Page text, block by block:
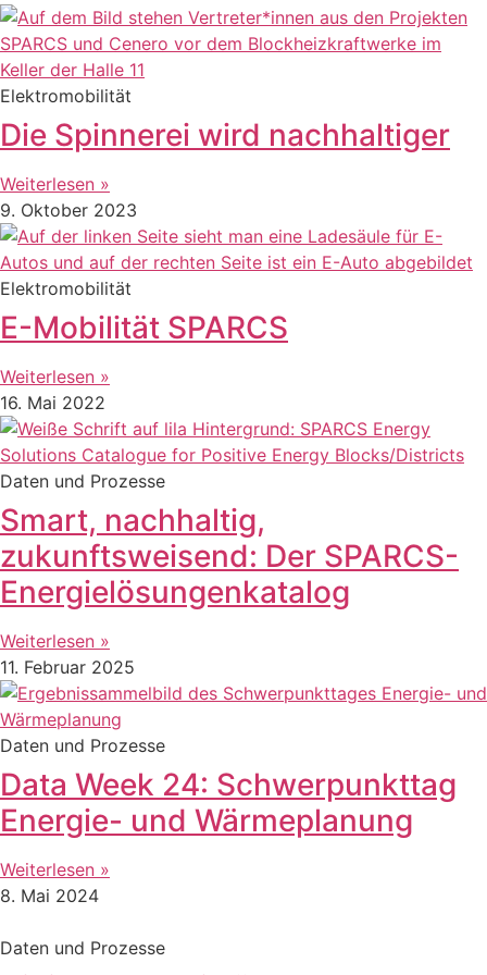
Elektromobilität
Die Spinnerei wird nachhaltiger
Weiterlesen »
9. Oktober 2023
Elektromobilität
E-Mobilität SPARCS
Weiterlesen »
16. Mai 2022
Daten und Prozesse
Smart, nachhaltig,
zukunftsweisend: Der SPARCS-
Energielösungenkatalog
Weiterlesen »
11. Februar 2025
Daten und Prozesse
Data Week 24: Schwerpunkttag
Energie- und Wärmeplanung
Weiterlesen »
8. Mai 2024
Daten und Prozesse